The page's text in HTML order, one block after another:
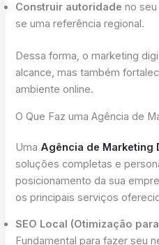
Construir autoridade no
se uma referência regional.
Dessa forma, o marketing
alcance, mas também
ambiente online.
O Que Faz uma Agência de
Uma Agência de Marketing
soluções completas e
posicionamento da sua
os principais serviços
SEO Local (Otimização
Fundamental para fazer seu